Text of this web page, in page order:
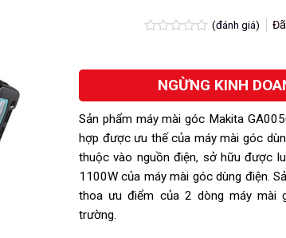
hạng
0.0
(đánh giá)
NGỪNG KINH
Sản phẩm máy mài góc Makita
hợp được ưu thế của máy mài góc
thuộc vào nguồn điện, sở hữu được
1100W của máy mài góc dùng điện.
thoa ưu điểm của 2 dòng máy mài
trường.